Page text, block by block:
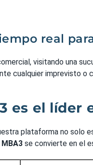
real
visitando una
cualquier imprevisto
es el líder
plataforma no solo
MBA3 se convierte en el